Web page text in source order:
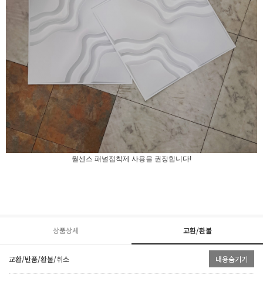
월센스 패널접착제 사용을 권장합니다!
상품상세 교환/환불
교환/반품/환불/취소 내용숨기기